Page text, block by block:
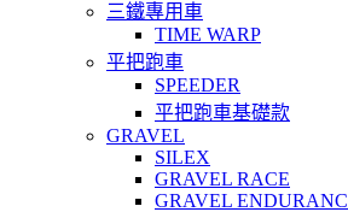
三鐵專用車
TIME WARP
平把跑車
SPEEDER
平把跑車基礎款
GRAVEL
SILEX
GRAVEL RACE
GRAVEL